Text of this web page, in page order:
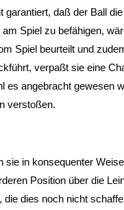
garantiert, daß der Ball
Spiel zu befähigen,
Spiel beurteilt und
verpaßt sie eine
es angebracht gewesen
verstoßen.
sie in konsequenter
Position über die
die dies noch nicht